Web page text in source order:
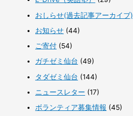
おしらせ(過去記事アーカイブ)
お知らせ (44)
ご寄付 (54)
ガチゼミ仙台 (49)
タダゼミ仙台 (144)
ニュースレター (17)
ボランティア募集情報 (45)